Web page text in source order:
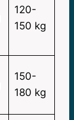
120-
150 kg
150-
180 kg